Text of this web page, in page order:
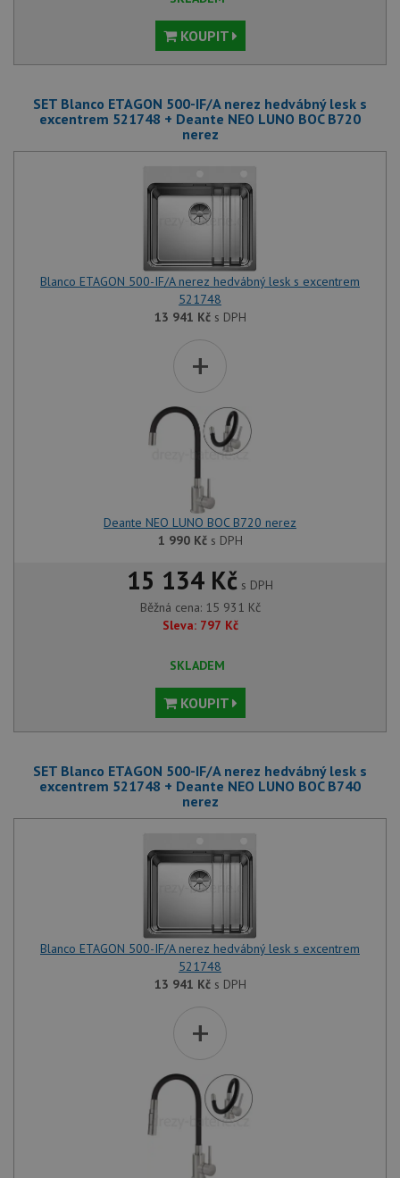
KOUPIT
SET Blanco ETAGON 500-IF/A nerez hedvábný lesk s
excentrem 521748 + Deante NEO LUNO BOC B720
nerez
Blanco ETAGON 500-IF/A nerez hedvábný lesk s excentrem
521748
13 941 Kčs DPH
+
Deante NEO LUNO BOC B720 nerez
1 990 Kčs DPH
15 134 Kč s DPH
Běžná cena: 15 931 Kč
Sleva: 797 Kč
SKLADEM
KOUPIT
SET Blanco ETAGON 500-IF/A nerez hedvábný lesk s
excentrem 521748 + Deante NEO LUNO BOC B740
nerez
Blanco ETAGON 500-IF/A nerez hedvábný lesk s excentrem
521748
13 941 Kčs DPH
+